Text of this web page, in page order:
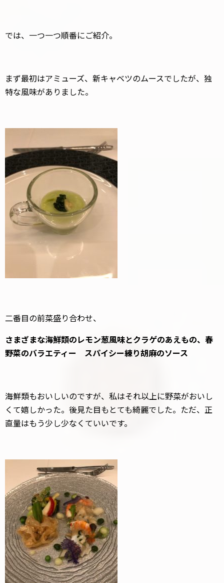
では、一つ一つ順番にご紹介。
まず最初はアミューズ、新キャベツのムースでしたが、独
特な風味がありました。
二番目の前菜盛り合わせ、
さまざまな海鮮類のレモン葱風味とクラゲのあえもの、春
野菜のバラエティー スパイシー練り胡麻のソース
海鮮類もおいしいのですが、私はそれ以上に野菜がおいし
くて嬉しかった。後見た目もとても綺麗でした。ただ、正
直量はもう少し少なくていいです。